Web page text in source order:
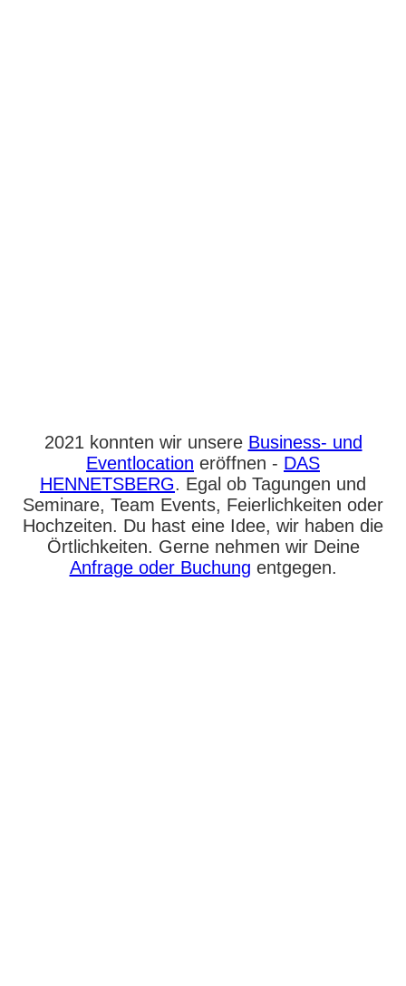
2021 konnten wir unsere Business- und
Eventlocation eröffnen - DAS
HENNETSBERG. Egal ob Tagungen und
Seminare, Team Events, Feierlichkeiten oder
Hochzeiten. Du hast eine Idee, wir haben die
Örtlichkeiten. Gerne nehmen wir Deine
Anfrage oder Buchung entgegen.